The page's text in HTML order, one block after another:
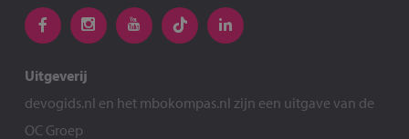
Uitgeverij
devogids.nl en het mbokompas.nl zijn een uitgave van de
OC Groep